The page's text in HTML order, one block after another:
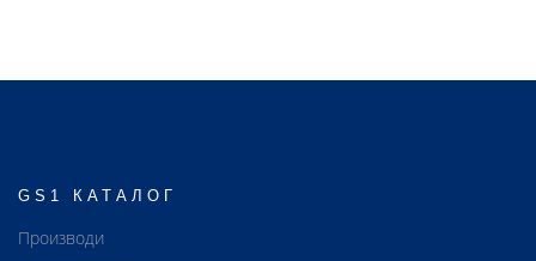
GS1 КАТАЛОГ
Производи